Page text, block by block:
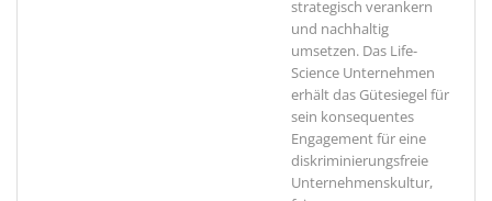
strategisch verankern
und nachhaltig
umsetzen. Das Life-
Science Unternehmen
erhält das Gütesiegel für
sein konsequentes
Engagement für eine
diskriminierungsfreie
Unternehmenskultur,